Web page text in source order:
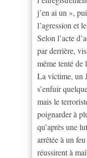
j’en ai un »,
l’agression et
Selon l’acte
par derrière,
même tenté de
La victime, un
s’enfuir
mais le
poignarder à
qu’après une
arrêtée à un
réussirent à